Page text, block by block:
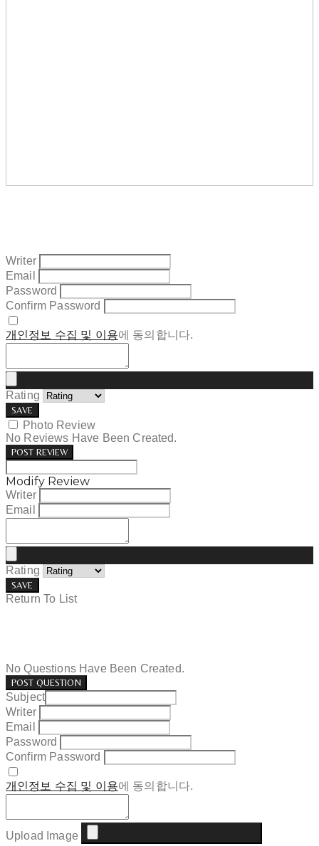
Writer
Email
Password
Confirm Password
개인정보 수집 및 이용에 동의합니다.
Rating
SAVE
Photo Review
No Reviews Have Been Created.
POST REVIEW
Modify Review
Writer
Email
Rating
SAVE
Return To List
No Questions Have Been Created.
POST QUESTION
Subject
Writer
Email
Password
Confirm Password
개인정보 수집 및 이용에 동의합니다.
Upload Image